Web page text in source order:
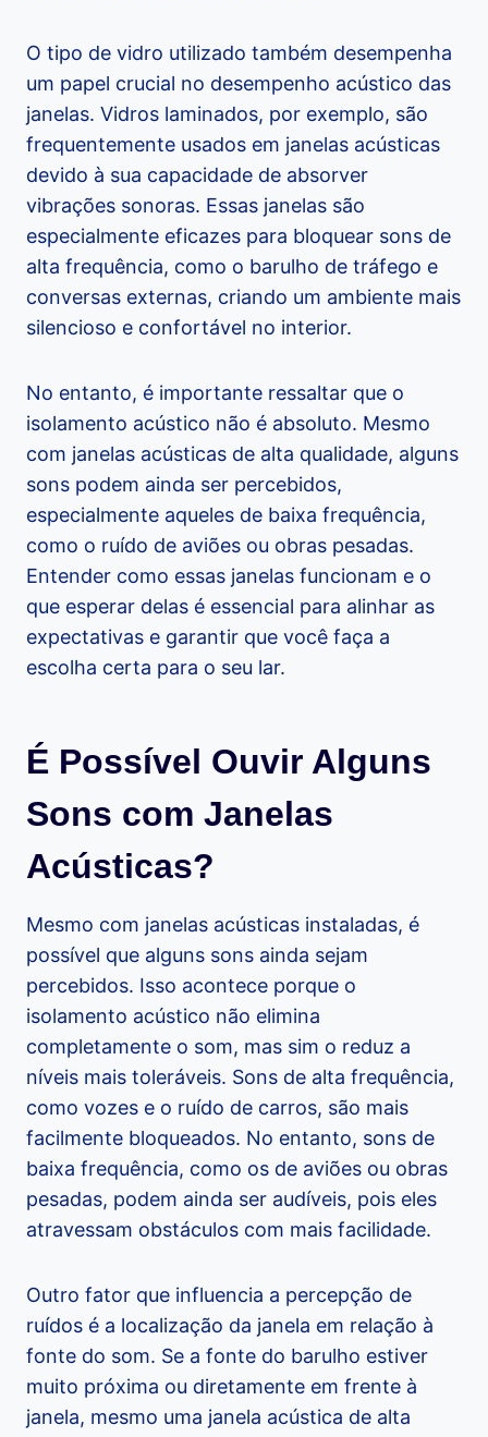
O tipo de vidro utilizado também desempenha
um papel crucial no desempenho acústico das
janelas. Vidros laminados, por exemplo, são
frequentemente usados em janelas acústicas
devido à sua capacidade de absorver
vibrações sonoras. Essas janelas são
especialmente eficazes para bloquear sons de
alta frequência, como o barulho de tráfego e
conversas externas, criando um ambiente mais
silencioso e confortável no interior.
No entanto, é importante ressaltar que o
isolamento acústico não é absoluto. Mesmo
com janelas acústicas de alta qualidade, alguns
sons podem ainda ser percebidos,
especialmente aqueles de baixa frequência,
como o ruído de aviões ou obras pesadas.
Entender como essas janelas funcionam e o
que esperar delas é essencial para alinhar as
expectativas e garantir que você faça a
escolha certa para o seu lar.
É Possível Ouvir Alguns
Sons com Janelas
Acústicas?
Mesmo com janelas acústicas instaladas, é
possível que alguns sons ainda sejam
percebidos. Isso acontece porque o
isolamento acústico não elimina
completamente o som, mas sim o reduz a
níveis mais toleráveis. Sons de alta frequência,
como vozes e o ruído de carros, são mais
facilmente bloqueados. No entanto, sons de
baixa frequência, como os de aviões ou obras
pesadas, podem ainda ser audíveis, pois eles
atravessam obstáculos com mais facilidade.
Outro fator que influencia a percepção de
ruídos é a localização da janela em relação à
fonte do som. Se a fonte do barulho estiver
muito próxima ou diretamente em frente à
janela, mesmo uma janela acústica de alta